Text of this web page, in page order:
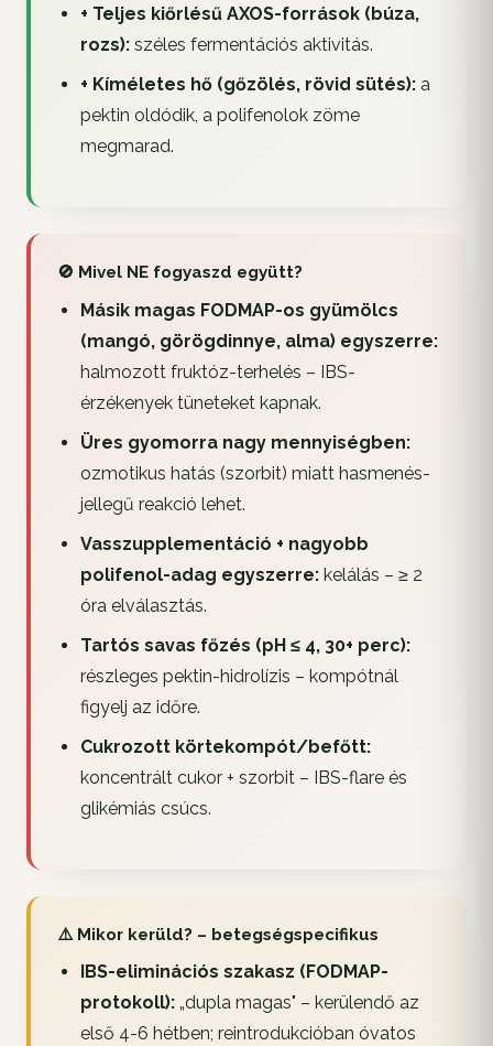
+ Teljes kiőrlésű AXOS-források (búza,
rozs):széles fermentációs aktivitás.
+ Kíméletes hő (gőzölés, rövid sütés):a
pektin oldódik, a polifenolok zöme
megmarad.
🚫 Mivel NE fogyaszd együtt?
Másik magas FODMAP-os gyümölcs
(mangó, görögdinnye, alma) egyszerre:
halmozott fruktóz-terhelés – IBS-
érzékenyek tüneteket kapnak.
Üres gyomorra nagy mennyiségben:
ozmotikus hatás (szorbit) miatt hasmenés-
jellegű reakció lehet.
Vasszupplementáció + nagyobb
polifenol-adag egyszerre:kelálás – ≥ 2
óra elválasztás.
Tartós savas főzés (pH ≤ 4, 30+ perc):
részleges pektin-hidrolízis – kompótnál
figyelj az időre.
Cukrozott körtekompót/befőtt:
koncentrált cukor + szorbit – IBS-flare és
glikémiás csúcs.
⚠️ Mikor kerüld? – betegségspecifikus
IBS-eliminációs szakasz (FODMAP-
protokoll):„dupla magas" – kerülendő az
első 4-6 hétben; reintrodukcióban óvatos